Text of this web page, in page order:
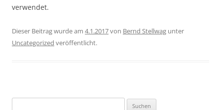
verwendet.
Dieser Beitrag wurde am 4.1.2017von Bernd Stellwag unter
Uncategorized veröffentlicht.